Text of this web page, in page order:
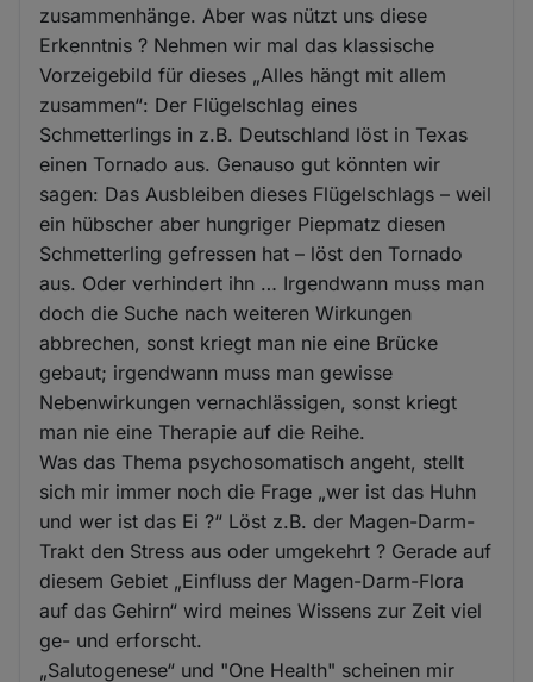
zusammenhänge. Aber was nützt uns diese
Erkenntnis ? Nehmen wir mal das klassische
Vorzeigebild für dieses „Alles hängt mit allem
zusammen“: Der Flügelschlag eines
Schmetterlings in z.B. Deutschland löst in Texas
einen Tornado aus. Genauso gut könnten wir
sagen: Das Ausbleiben dieses Flügelschlags – weil
ein hübscher aber hungriger Piepmatz diesen
Schmetterling gefressen hat – löst den Tornado
aus. Oder verhindert ihn … Irgendwann muss man
doch die Suche nach weiteren Wirkungen
abbrechen, sonst kriegt man nie eine Brücke
gebaut; irgendwann muss man gewisse
Nebenwirkungen vernachlässigen, sonst kriegt
man nie eine Therapie auf die Reihe.
Was das Thema psychosomatisch angeht, stellt
sich mir immer noch die Frage „wer ist das Huhn
und wer ist das Ei ?“ Löst z.B. der Magen-Darm-
Trakt den Stress aus oder umgekehrt ? Gerade auf
diesem Gebiet „Einfluss der Magen-Darm-Flora
auf das Gehirn“ wird meines Wissens zur Zeit viel
ge- und erforscht.
„Salutogenese“ und "One Health" scheinen mir